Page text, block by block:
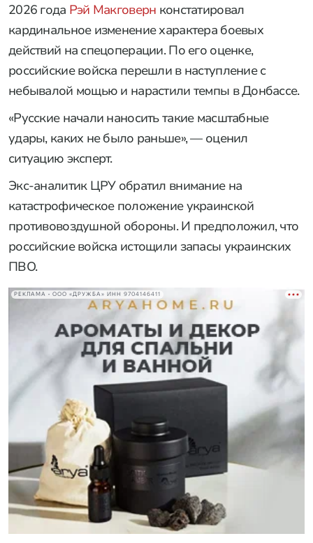
2026 года Рэй Макговерн констатировал
кардинальное изменение характера боевых
действий на спецоперации. По его оценке,
российские войска перешли в наступление с
небывалой мощью и нарастили темпы в Донбассе.
«Русские начали наносить такие масштабные
удары, каких не было раньше», — оценил
ситуацию эксперт.
Экс-аналитик ЦРУ обратил внимание на
катастрофическое положение украинской
противовоздушной обороны. И предположил, что
российские войска истощили запасы украинских
ПВО.
РЕКЛАМА • ООО «ДРУЖБА» ИНН 9704146411